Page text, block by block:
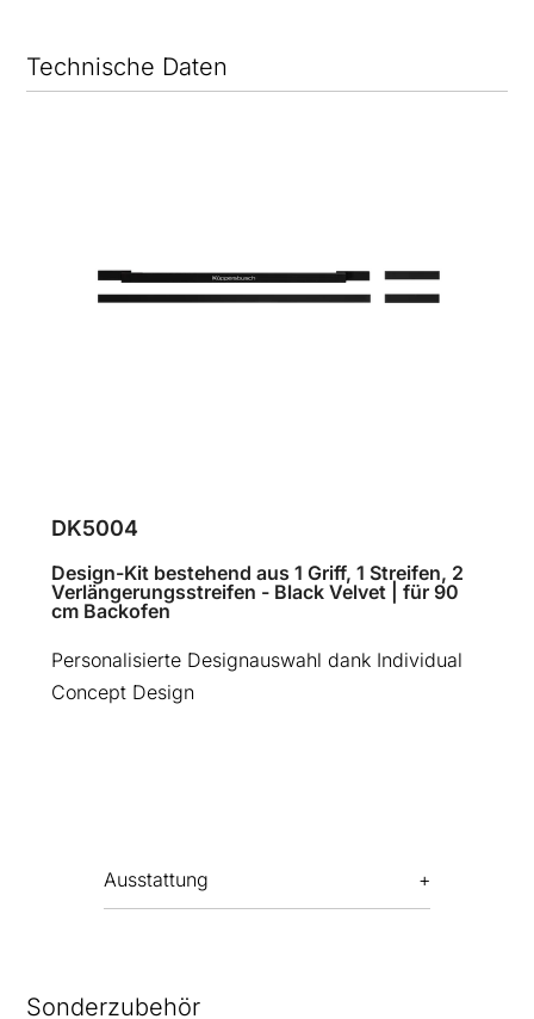
Technische Daten
DK5004
Design-Kit bestehend aus 1 Griff, 1 Streifen, 2
Verlängerungsstreifen - Black Velvet | für 90
cm Backofen
Personalisierte Designauswahl dank Individual
Concept Design
Ausstattung
Sonderzubehör